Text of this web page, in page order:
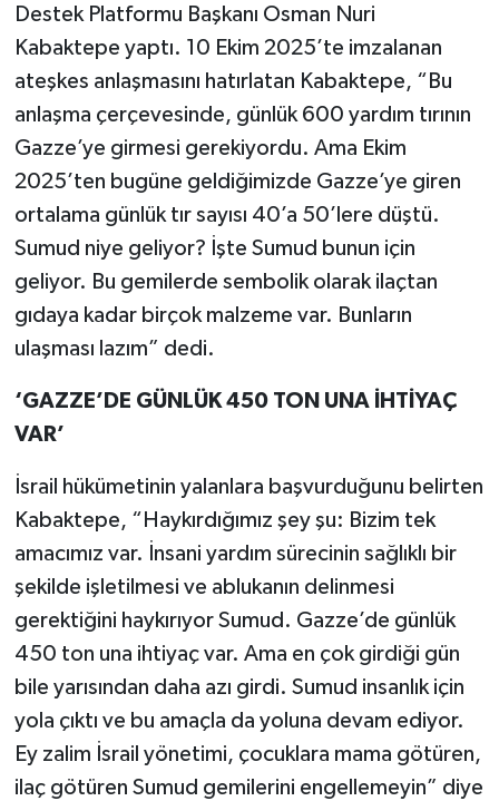
Destek Platformu Başkanı Osman Nuri
Kabaktepe yaptı. 10 Ekim 2025’te imzalanan
ateşkes anlaşmasını hatırlatan Kabaktepe, “Bu
anlaşma çerçevesinde, günlük 600 yardım tırının
Gazze’ye girmesi gerekiyordu. Ama Ekim
2025’ten bugüne geldiğimizde Gazze’ye giren
ortalama günlük tır sayısı 40’a 50’lere düştü.
Sumud niye geliyor? İşte Sumud bunun için
geliyor. Bu gemilerde sembolik olarak ilaçtan
gıdaya kadar birçok malzeme var. Bunların
ulaşması lazım” dedi.
‘GAZZE’DE GÜNLÜK 450 TON UNA İHTİYAÇ
VAR’
İsrail hükümetinin yalanlara başvurduğunu belirten
Kabaktepe, “Haykırdığımız şey şu: Bizim tek
amacımız var. İnsani yardım sürecinin sağlıklı bir
şekilde işletilmesi ve ablukanın delinmesi
gerektiğini haykırıyor Sumud. Gazze’de günlük
450 ton una ihtiyaç var. Ama en çok girdiği gün
bile yarısından daha azı girdi. Sumud insanlık için
yola çıktı ve bu amaçla da yoluna devam ediyor.
Ey zalim İsrail yönetimi, çocuklara mama götüren,
ilaç götüren Sumud gemilerini engellemeyin” diye